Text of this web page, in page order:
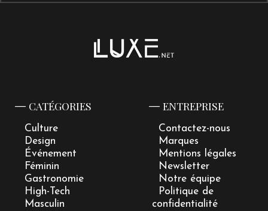
CATÉGORIES
Culture
Design
Événement
Féminin
Gastronomie
High-Tech
Masculin
ENTREPRISE
Contactez-nous
Marques
Mentions légales
Newsletter
Notre équipe
Politique de
confidentialité